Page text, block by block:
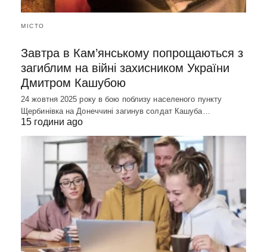
МІСТО
Завтра в Кам’янському попрощаються з
загиблим на війні захисником України
Дмитром Кашубою
24 жовтня 2025 року в бою поблизу населеного пункту
Щербинівка на Донеччині загинув солдат Кашуба…
15 години ago